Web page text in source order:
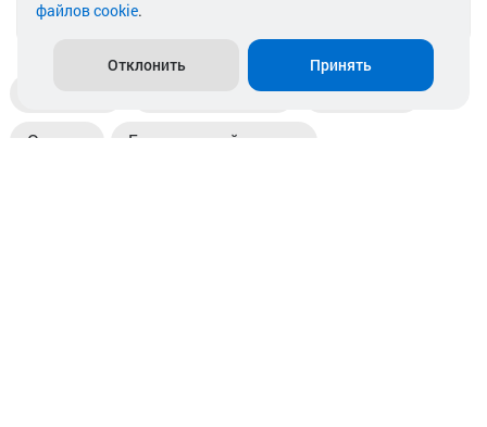
info@akkamulik.by
Пункты выдачи Магазины
Оплата Безналичный расчет
файлов cookie.
Отклонить Принять